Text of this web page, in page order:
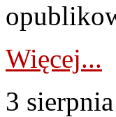
Więcej...
3